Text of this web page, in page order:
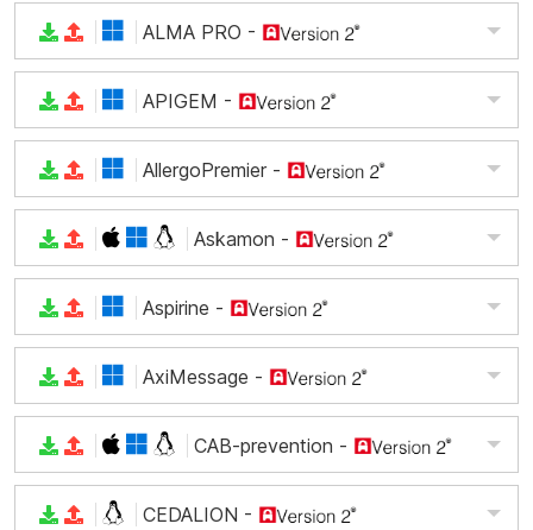
ALMA PRO -
APIGEM -
AllergoPremier -
Askamon -
Aspirine -
AxiMessage -
CAB-prevention -
CEDALION -